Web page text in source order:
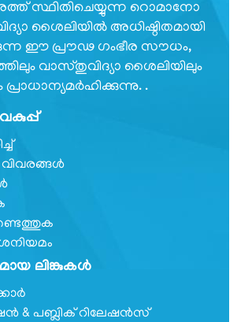
സ്ഥിതിചെയ്യുന്ന റൊമാനോ
ശൈലിയില്‍ അധിഷ്ഠിതമായി
ഈ പ്രൗഢ ഗംഭീര സൗധം,
വാസ്തുവിദ്യാ ശൈലിയിലും
.
ലിങ്കുകൾ
& പബ്ലിക് റിലേഷൻസ്